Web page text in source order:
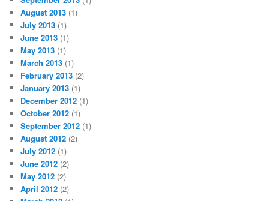
August 2013 (1)
July 2013 (1)
June 2013 (1)
May 2013 (1)
March 2013 (1)
February 2013 (2)
January 2013 (1)
December 2012 (1)
October 2012 (1)
September 2012 (1)
August 2012 (2)
July 2012 (1)
June 2012 (2)
May 2012 (2)
April 2012 (2)